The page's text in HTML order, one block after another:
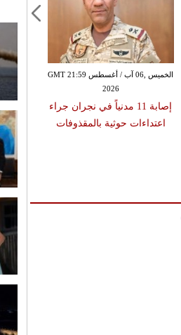
الخميس ,06 آب / أغسطس GMT 21:59
2026
إصابة 11 مدنياً في نجران جراء
اعتداءات حوثية بالمقذوفات